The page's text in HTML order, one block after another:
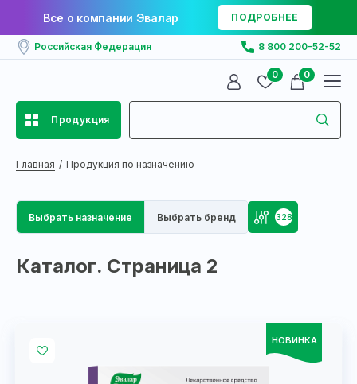
Все о компании Эвалар ПОДРОБНЕЕ
Российская Федерация 8 800 200-52-52
0 0
Продукция
Главная Продукция по назначению
Выбрать назначение Выбрать бренд 328
Каталог. Страница 2
НОВИНКА